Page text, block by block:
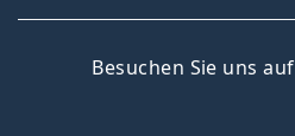
Besuchen Sie uns auf